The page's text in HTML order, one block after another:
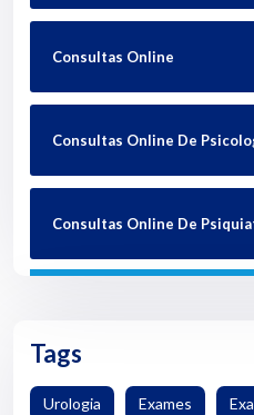
Consultas Online
Consultas Online De
Consultas Online De
Tags
Urologia Exames